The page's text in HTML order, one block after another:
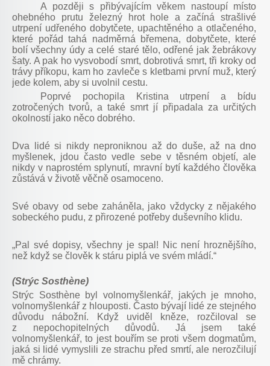
A později s přibývajícím věkem nastoupí místo
ohebného prutu železný hrot hole a začíná strašlivé
utrpení udřeného dobytčete, upachtěného a otlačeného,
které pořád tahá nadměrná břemena, dobytčete, které
bolí všechny údy a celé staré tělo, odřené jak žebrákovy
šaty. A pak ho vysvobodí smrt, dobrotivá smrt, tři kroky od
trávy příkopu, kam ho zavleče s kletbami první muž, který
jede kolem, aby si uvolnil cestu.
Poprvé pochopila Kristina utrpení a bídu
zotročených tvorů, a také smrt jí připadala za určitých
okolností jako něco dobrého.
Dva lidé si nikdy neproniknou až do duše, až na dno
myšlenek, jdou často vedle sebe v těsném objetí, ale
nikdy v naprostém splynutí, mravní bytí každého člověka
zůstává v životě věčně osamoceno.
Své obavy od sebe zaháněla, jako vždycky z nějakého
sobeckého pudu, z přirozené potřeby duševního klidu.
„Pal své dopisy, všechny je spal! Nic není hroznějšího,
než když se člověk k stáru piplá ve svém mládí.“
(Strýc Sosthène)
Strýc Sosthène byl volnomyšlenkář, jakých je mnoho,
volnomyšlenkář z hlouposti. Často bývají lidé ze stejného
důvodu nábožní. Když uviděl kněze, rozčiloval se
z nepochopitelných důvodů. Já jsem také
volnomyšlenkář, to jest bouřím se proti všem dogmatům,
jaká si lidé vymyslili ze strachu před smrtí, ale nerozčilují
mě chrámy.